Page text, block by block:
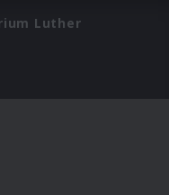
Luther